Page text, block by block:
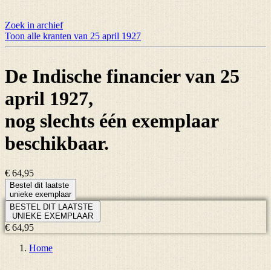
Zoek in archief
Toon alle kranten van 25 april 1927
De Indische financier van 25
april 1927,
nog slechts één exemplaar
beschikbaar.
€ 64,95
Bestel dit laatste
unieke exemplaar
BESTEL DIT LAATSTE
UNIEKE EXEMPLAAR
€ 64,95
Home